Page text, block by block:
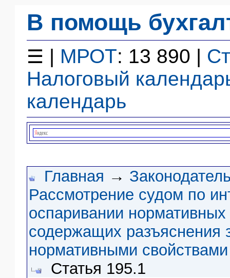
В помощь
☰ | МРОТ: 13 890 |
Налоговый
календарь
F1 - Отчетность
План счетов
Справочник
Договоры
Проводки
НУ
ПБУ
ККТ
ЭДО
Главная →
Рассмотрение судом по
оспаривании
содержащих разъяснения
нормативными свойствами
Статья 195.1